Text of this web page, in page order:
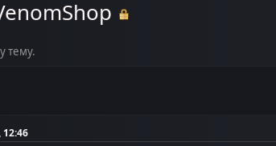
тему.
12:46